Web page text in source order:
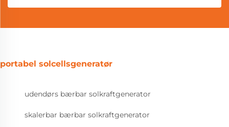
portabel solcellsgeneratør
udendørs bærbar solkraftgenerator
skalerbar bærbar solkraftgenerator